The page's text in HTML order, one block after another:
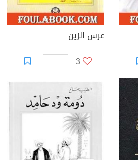
عرس الزين
3